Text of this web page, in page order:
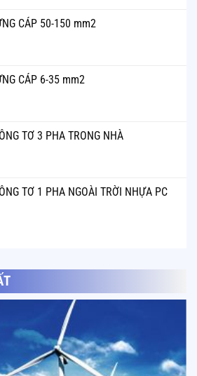
CÁP 50-150 mm2
CÁP 6-35 mm2
TƠ 3 PHA TRONG NHÀ
TƠ 1 PHA NGOÀI TRỜI NHỰA PC